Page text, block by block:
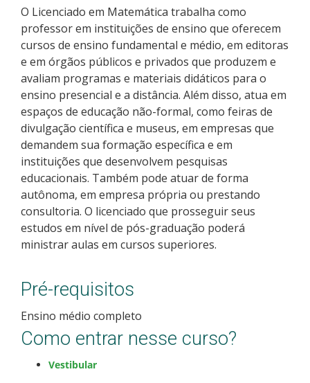
Resultados
Como posso estudar no IFSC?
Calendário de inscrições
Processos Seletivos
Cotas
Orientações para comprovação de cotas
Inscrições e acompanhamento
Orientações para Matrícula
Estatísticas dos Processos Seletivos
Cadastro de interesse
O Licenciado em Matemática trabalha como
professor em instituições de ensino que oferecem
cursos de ensino fundamental e médio, em editoras
e em órgãos públicos e privados que produzem e
avaliam programas e materiais didáticos para o
ensino presencial e a distância. Além disso, atua em
espaços de educação não-formal, como feiras de
divulgação científica e museus, em empresas que
demandem sua formação específica e em
instituições que desenvolvem pesquisas
educacionais. Também pode atuar de forma
autônoma, em empresa própria ou prestando
consultoria. O licenciado que prosseguir seus
estudos em nível de pós-graduação poderá
ministrar aulas em cursos superiores.
Pré-requisitos
Ensino médio completo
Como entrar nesse curso?
Vestibular